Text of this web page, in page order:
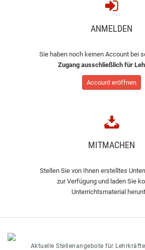
ANMELDEN
Sie haben noch keinen Account bei
Zugang ausschließlich für
Account eröffnen
MITMACHEN
Stellen Sie von Ihnen erstelltes
zur Verfügung und laden Sie
Unterrichtsmaterial
Aktuelle Stellenangebote für